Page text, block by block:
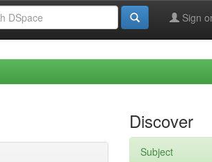
Sign
Discover
Subject